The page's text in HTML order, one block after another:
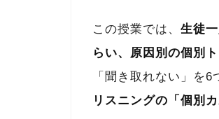
この授業では、 生徒
らい、原因別の個別
「聞き取れない」を
リスニングの「個別カ